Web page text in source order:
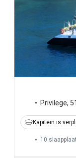
Privilege, 51
Kapitein is
10